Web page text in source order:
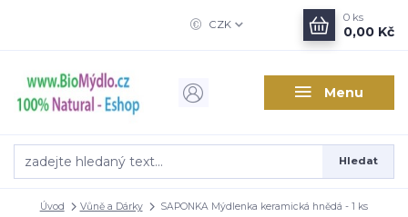
Menu
CZK
Hledat
0 ks
0,00 Kč
Úvod Vůně a Dárky SAPONKA Mýdlenka keramická hnědá - 1 ks